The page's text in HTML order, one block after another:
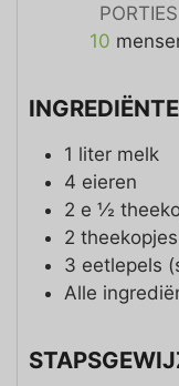
PORTIES
10
1 liter melk
4 eieren
2 e ½
2 theekopjes
3 eetlepels
Alle